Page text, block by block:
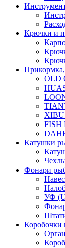
Крючки и
OLD
FISH
Катушки
Фонари
УФ
Коробочки